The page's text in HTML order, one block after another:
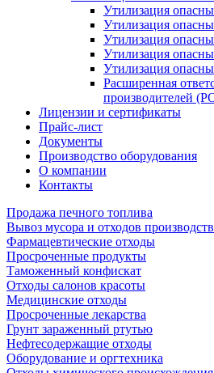
Утилизация
Утилизация
Утилизация
Утилизация
Утилизация
Расширенная
производителей
Лицензии и сертификаты
Прайс-лист
Документы
Производство оборудования
О компании
Контакты
Продажа печного топлива
Вывоз мусора и отходов
Фармацевтические отходы
Просроченные продукты
Таможенный конфискат
Отходы салонов красоты
Медицинские отходы
Просроченные лекарства
Грунт зараженный ртутью
Нефтесодержащие отходы
Оборудование и оргтехника